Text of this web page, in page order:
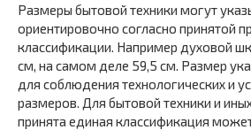
Размеры бытовой техники могут
ориентировочно согласно принятой
классификации. Например духовой
см, на самом деле 59,5 см. Размер
для соблюдения технологических и
размеров. Для бытовой техники и
принята единая классификация